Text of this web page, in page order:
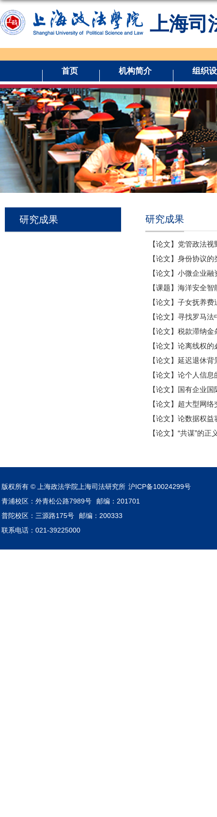
上海司
首页 机构简介 组织
研究成果 研究成果
【论文】党管政法
【论文】身份协议
【论文】小微企业
【课题】海洋安全
【论文】子女抚养
【论文】寻找罗马
【论文】税款滞纳
【论文】论离线权
【论文】延迟退休
【论文】论个人信
【论文】国有企业
【论文】超大型网
【论文】论数据权益
【论文】“共谋”的
版权所有 © 上海政法学院上海司法研究所 沪ICP备10024299号
青浦校区：外青松公路7989号
邮编：201701
普陀校区：三源路175号
邮编：200333
联系电话：021-39225000